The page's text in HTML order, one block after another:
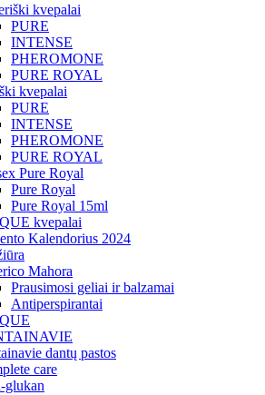
kvepalai
PURE
INTENSE
PHEROMONE
PURE ROYAL
kvepalai
PURE
INTENSE
PHEROMONE
PURE ROYAL
Pure Royal
Pure Royal
Pure Royal 15ml
kvepalai
Kalendorius 2024
Mahora
Prausimosi geliai ir balzamai
Antiperspirantai
dantų pastos
care
glukan